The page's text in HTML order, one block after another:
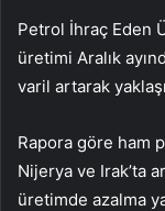
Petrol İhraç Eden
üretimi Aralık
varil artarak
Rapora göre ham
Nijerya ve Irak’ta
üretimde azalma